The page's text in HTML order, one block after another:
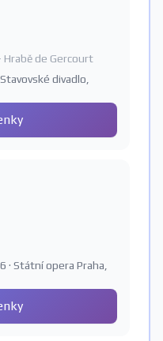
Hrabě de Gercourt
divadlo,
· Státní opera Praha,